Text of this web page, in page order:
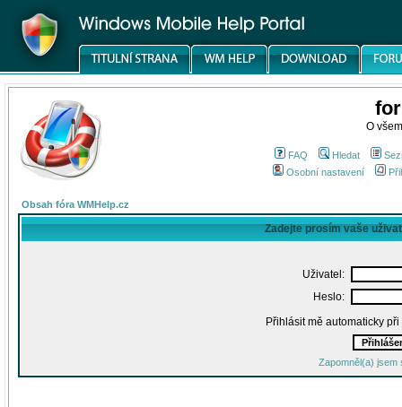
O
FAQ Hledat
Osobní nastavení
Obsah fóra WMHelp.cz
Zadejte prosím vaše
Uživatel:
Heslo:
Přihlásit mě automaticky
Zapomněl(a) jsem